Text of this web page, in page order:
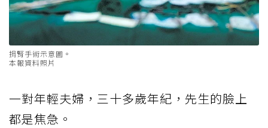
捐腎手術示意圖。
本報資料照片
一對年輕夫婦，三十多歲年紀，先生的臉上
都是焦急。